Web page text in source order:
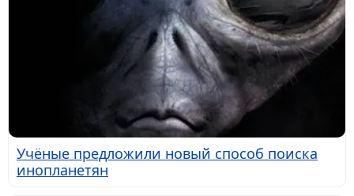
Учёные предложили новый способ поиска
инопланетян